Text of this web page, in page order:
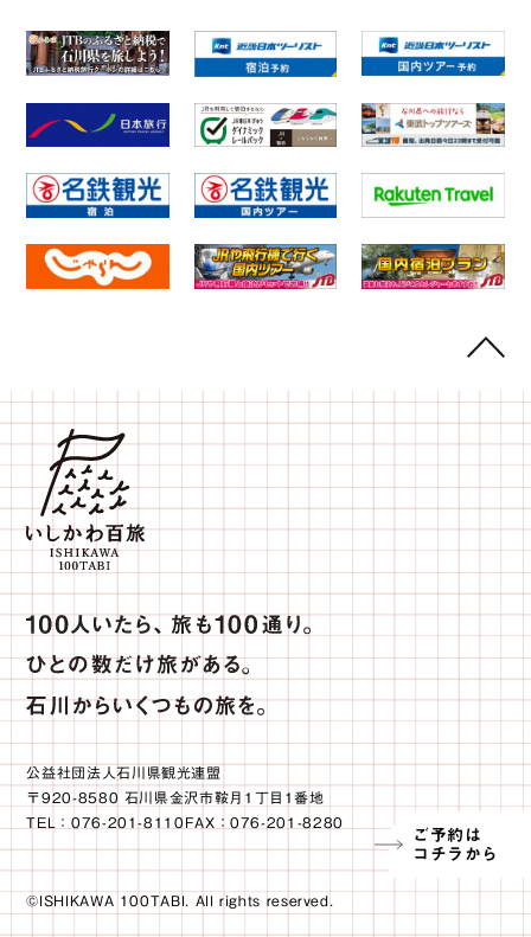
ご予約は
コチラから
公益社団法人石川県観光連盟
〒920-8580 石川県金沢市鞍月1丁目1番地
TEL：076-201-8110FAX：076-201-8280
©ISHIKAWA 100TABI. All rights reserved.